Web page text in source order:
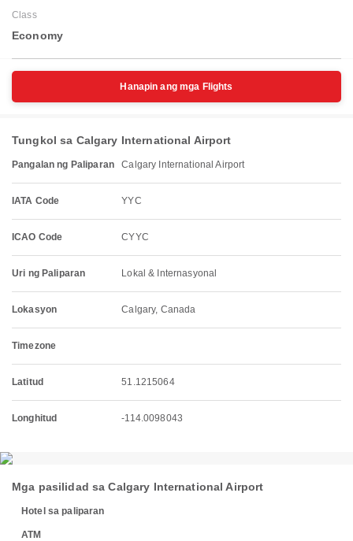
Class
Economy
Hanapin ang mga Flights
Tungkol sa Calgary International Airport
Pangalan ng Paliparan Calgary International Airport
IATA Code YYC
ICAO Code CYYC
Uri ng Paliparan Lokal & Internasyonal
Lokasyon Calgary, Canada
Timezone
Latitud 51.1215064
Longhitud -114.0098043
Mga pasilidad sa Calgary International Airport
Hotel sa paliparan
ATM